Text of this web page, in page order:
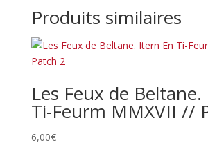
Produits similaires
Les Feux de
Ti-Feurm MMXVII //
6,00€